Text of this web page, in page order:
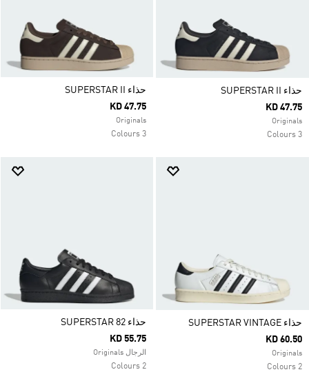
حذاء SUPERSTAR II
KD 47.75
Originals
3 Colours
حذاء SUPERSTAR II
KD 47.75
Originals
3 Colours
حذاء SUPERSTAR VINTAGE
KD 60.50
Originals
2 Colours
حذاء SUPERSTAR 82
KD 55.75
الرجال Originals
2 Colours